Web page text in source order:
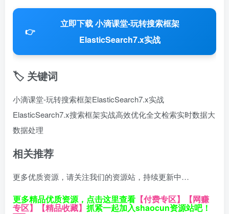
👉
立即下载 小滴课堂-玩转搜索框架
ElasticSearch7.x实战
🏷️ 关键词
小滴课堂-玩转搜索框架ElasticSearch7.x实战
ElasticSearch7.x搜索框架实战高效优化全文检索实时数据大
数据处理
相关推荐
更多优质资源，请关注我们的资源站，持续更新中…
更多精品优质资源，点击这里查看 【付费专区】 【网赚
专区】 【精品收藏】 抓紧一起加入shaocun资源站吧！